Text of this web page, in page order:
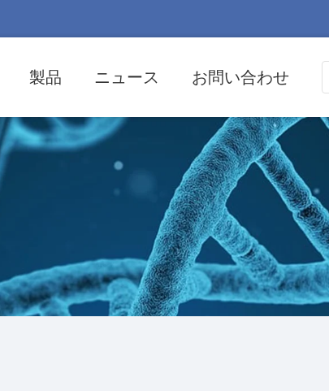
製品 ニュース お問い合わせ